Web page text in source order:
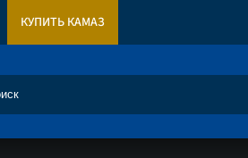
КУПИТЬ КАМАЗ